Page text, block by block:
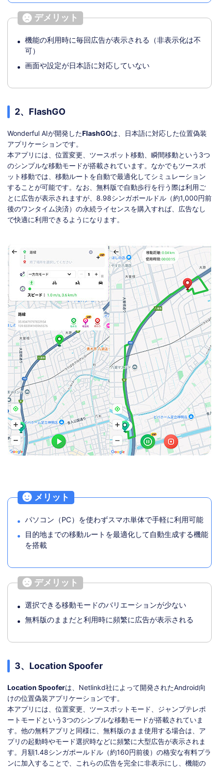
デメリット
機能の利用時に毎回広告が表示される（非表示化は不
可）
画面や設定が日本語に対応していない
2、FlashGO
Wonderful AIが開発したFlashGOは、日本語に対応した位置偽装
アプリケーションです。
本アプリには、位置変更、ツースポット移動、瞬間移動という3つ
のシンプルな移動モードが搭載されています。なかでもツースポ
ット移動では、移動ルートを自動で最適化してシミュレーション
することが可能です。なお、無料版で自動歩行を行う際は利用ご
とに広告が表示されますが、8.98シンガポールドル（約1,000円前
後のワンタイム決済）の永続ライセンスを購入すれば、広告なし
で快適に利用できるようになります。
メリット
パソコン（PC）を使わずスマホ単体で手軽に利用可能
目的地までの移動ルートを最適化して自動生成する機能
を搭載
デメリット
選択できる移動モードのバリエーションが少ない
無料版のままだと利用時に頻繁に広告が表示される
3、Location Spoofer
Location Spooferは、Netlinkd社によって開発されたAndroid向
けの位置偽装アプリケーションです。
本アプリには、位置変更、ツースポットモード、ジャンプテレポ
ートモードという3つのシンプルな移動モードが搭載されていま
す。他の無料アプリと同様に、無料版のまま使用する場合は、ア
プリの起動時やモード選択時などに頻繁に大型広告が表示されま
す。月額1.48シンガポールドル（約160円前後）の格安な有料プラ
ンに加入することで、これらの広告を完全に非表示にし、機能の